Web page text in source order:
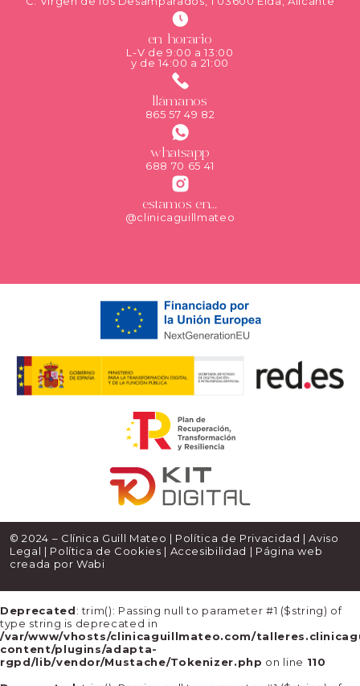
en horario
L-V de 9:00 a 13:00
y de 14:00 a 21:00
llámanos
865 57 49 82
whatsapp
688 70 65 41
estamos en...
@clinicaguillmateo
© 2024 – Clínica Guill Mateo | Política de Privacidad |Aviso
Legal | Política de Cookies | Accesibilidad | Página web
creada porWabi
Deprecated: trim(): Passing null to parameter #1 ($string) of
type string is deprecated in
/var/www/vhosts/clinicaguillmateo.com/
content/plugins/adapta-
rgpd/lib/vendor/Mustache/Tokenizer.php on line 110